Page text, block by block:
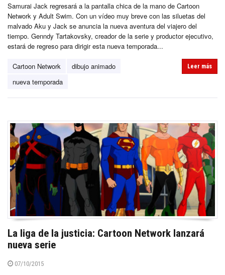
Samurai Jack regresará a la pantalla chica de la mano de Cartoon
Network y Adult Swim. Con un vídeo muy breve con las siluetas del
malvado Aku y Jack se anuncia la nueva aventura del viajero del
tiempo. Genndy Tartakovsky, creador de la serie y productor ejecutivo,
estará de regreso para dirigir esta nueva temporada...
Cartoon Network
dibujo animado
nueva temporada
Leer más
La liga de la justicia: Cartoon Network lanzará
nueva serie
07/10/2015